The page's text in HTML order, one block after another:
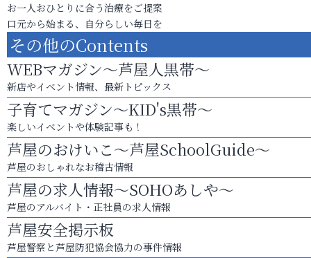
お一人おひとりに合う治療をご提案
口元から始まる、自分らしい毎日を
その他のContents
WEBマガジン～芦屋人黒帯～
新店やイベント情報、最新トピックス
子育てマガジン～KID's黒帯～
楽しいイベントや体験記事も！
芦屋のおけいこ～芦屋SchoolGuide～
芦屋のおしゃれなお稽古情報
芦屋の求人情報～SOHOあしや～
芦屋のアルバイト・正社員の求人情報
芦屋安全掲示板
芦屋警察と芦屋防犯協会協力の事件情報